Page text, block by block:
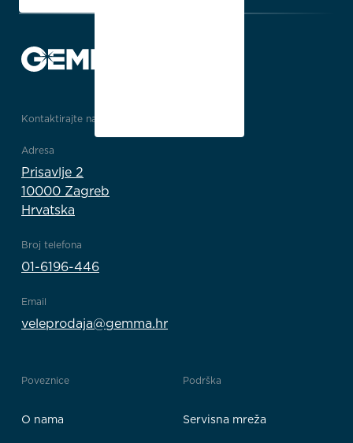
Kontaktirajte nas
Adresa
Prisavlje 2
10000 Zagreb
Hrvatska
Broj telefona
01-6196-446
Email
veleprodaja@gemma.hr
Poveznice
O nama
Podrška
Servisna mreža